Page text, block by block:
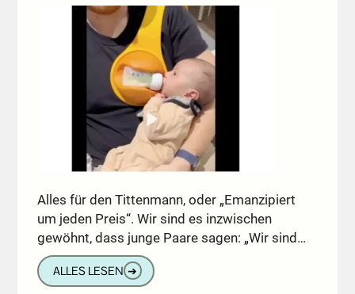
Alles für den Tittenmann, oder „Emanzipiert
um jeden Preis“. Wir sind es inzwischen
gewöhnt, dass junge Paare sagen: „Wir sind…
ALLES LESEN ➔